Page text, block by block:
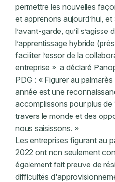
permettre les nouvelles
et apprenons aujourd’hui,
l’avant-garde, qu’il s’agisse
l’apprentissage hybride
faciliter l’essor de la
entreprise », a déclaré
PDG : « Figurer au
année est une
accomplissons pour plus de
travers le monde et des
nous saisissons. »
Les entreprises figurant au
2022 ont non seulement
également fait preuve de
difficultés